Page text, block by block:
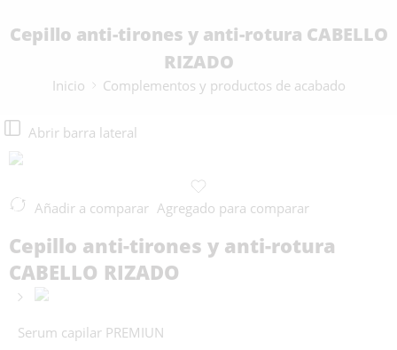
Cepillo anti-tirones y anti-rotura CABELLO
RIZADO
Inicio Complementos y productos de acabado
Abrir barra lateral
Añadir a comparar Agregado para comparar
Cepillo anti-tirones y anti-rotura
CABELLO RIZADO
Serum capilar PREMIUN